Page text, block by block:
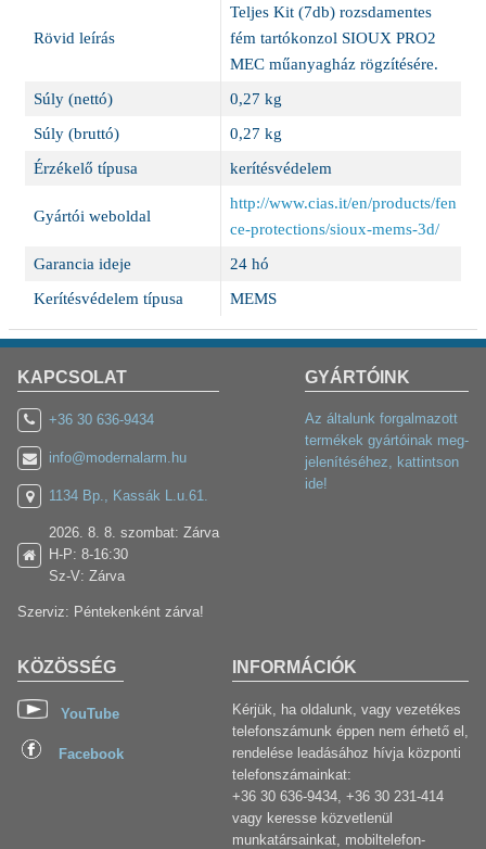
Rövid leírás
Teljes Kit (7db) rozsdamentes
fém tartókonzol SIOUX PRO2
MEC műanyagház rögzítésére.
Súly (nettó)
0,27 kg
Súly (bruttó)
0,27 kg
Érzékelő típusa
kerítésvédelem
Gyártói weboldal
http://www.cias.it/en/products/fen
ce-protections/sioux-mems-3d/
Garancia ideje
24 hó
Kerítésvédelem típusa
MEMS
KAPCSOLAT
+36 30 636-9434
info@modernalarm.hu
1134 Bp., Kassák L.u.61.
2026. 8. 8. szombat: Zárva
H-P: 8-16:30
Sz-V: Zárva
Szerviz: Péntekenként zárva!
KÖZÖSSÉG
YouTube
Facebook
INFORMÁCIÓK
Kérjük, ha oldalunk, vagy vezetékes
telefonszámunk éppen nem érhető el,
rendelése leadásához hívja központi
telefonszámainkat:
+36 30 636-9434, +36 30 231-414
vagy keresse közvetlenül
munkatársainkat, mobiltelefon-
GYÁRTÓINK
Az általunk forgalmazott
termékek gyártóinak meg-
jelenítéséhez, kattintson
ide!